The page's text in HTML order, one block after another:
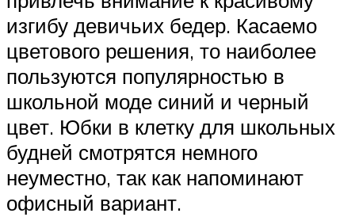
изгибу девичьих бедер. Касаемо
цветового решения, то наиболее
пользуются популярностью в
школьной моде синий и черный
цвет. Юбки в клетку для школьных
будней смотрятся немного
неуместно, так как напоминают
офисный вариант.